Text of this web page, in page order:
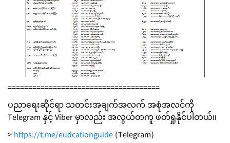
=====================================
ပညာရေးဆိုင်ရာ သတင်းအချက်အလက် အစုံအလင်ကို
Telegram နှင့် Viber မှာလည်း အလွယ်တကူ ဖတ်ရှုနိုင်ပါတယ်။
>https://t.me/eudcationguide(Telegram)